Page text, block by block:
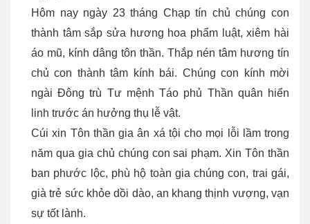
Hôm nay ngày 23 tháng Chạp tín chủ chúng con
thành tâm sắp sửa hương hoa phẩm luật, xiêm hài
áo mũ, kính dâng tôn thần. Thắp nén tâm hương tín
chủ con thành tâm kính bái. Chúng con kính mời
ngài Đông trù Tư mệnh Táo phủ Thần quân hiển
linh trước án hưởng thụ lễ vật.
Cúi xin Tôn thần gia ân xá tội cho mọi lỗi lầm trong
năm qua gia chủ chúng con sai phạm. Xin Tôn thần
ban phước lộc, phù hộ toàn gia chúng con, trai gái,
già trẻ sức khỏe dồi dào, an khang thịnh vượng, vạn
sự tốt lành.